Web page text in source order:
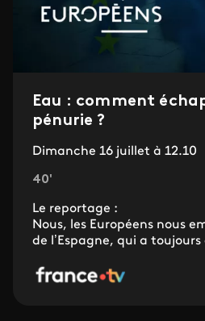
Eau : comment
pénurie ?
Dimanche 16 juillet à 12.10
40'
Le reportage :
Nous, les Européens nous
de l’Espagne, qui a